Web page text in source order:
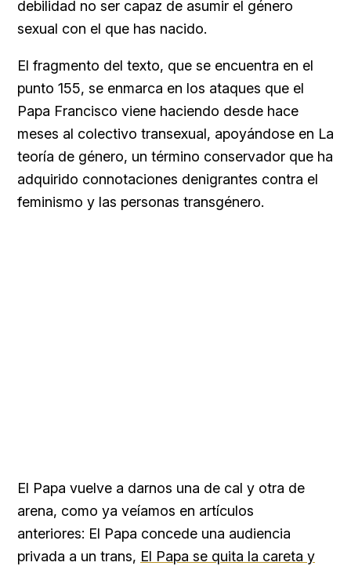
debilidad no ser capaz de asumir el género
sexual con el que has nacido.
El fragmento del texto, que se encuentra en el
punto 155, se enmarca en los ataques que el
Papa Francisco viene haciendo desde hace
meses al colectivo transexual, apoyándose en La
teoría de género, un término conservador que ha
adquirido connotaciones denigrantes contra el
feminismo y las personas transgénero.
El Papa vuelve a darnos una de cal y otra de
arena, como ya veíamos en artículos
anteriores: El Papa concede una audiencia
privada a un trans, El Papa se quita la careta y